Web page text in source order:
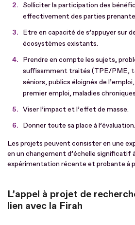
Solliciter la participation des
effectivement des parties
Etre en capacité de s’appuyer sur
écosystèmes existants.
Prendre en compte les sujets,
suffisamment traités (TPE/PME,
séniors, publics éloignés de
premier emploi, maladies
Viser l’impact et l’effet de masse.
Donner toute sa place à l’évaluation.
Les projets peuvent consister en une
en un changement d’échelle significatif
expérimentation récente et probante à
L’appel à projet de
lien avec la Firah